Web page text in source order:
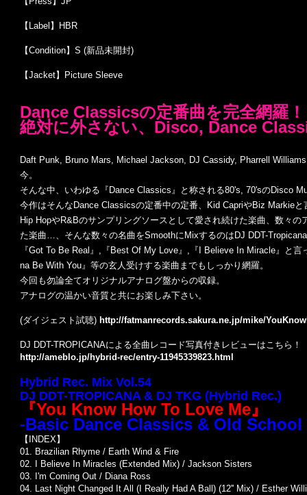
【Label】HBR
【Condition】S (新品未開封)
【Jacket】Picture Sleeve
Dance Classicsの定番曲を完全網羅！
絶対に外さない、Disco, Dance
Daft Punk, Bruno Mars, Michael Jackson, DJ Cassidy, Pharrell
今。
そんな中、いわゆる『Dance Classics』と称される80's, 70'sのDisco
今作はそんなDance Classicsの定番中の定番、Kid CapriやBiz Markie
Hip HopやR&Bのサンプリングソースとして愛され続けた楽曲、数々
た楽曲…、そんな数々の名曲をSmoothにMixするのはDJ DDT-
『Got To Be Real』,『Best Of My Love』,『I Believe In Miracle』と
na Be With You』等の玄人受けする楽曲までもしっかり網羅。
今回も勿論全てオリジナルアナログ盤からの収録。
アナログの温かい音質と共にお楽しみ下さい。
(ダイジェスト試聴) http://fatmanrecords.sakura.ne.jp/mike/
DJ DDT-TROPICANAによる全曲レコード写真付きレビューはこちら！
http://ameblo.jp/hybrid-rec/entry-11945339823.html
Hybrid Rec. Mix Vol.54
DJ DDT-TROPICANA & DJ TKG (Hybrid Rec.)
『You Know How To Love Me』
-Basic Dance Classics & Old School
【INDEX】
01. Brazilian Rhyme / Earth Wind & Fire
02. I Believe In Miracles (Extended Mix) / Jackson Sisters
03. I'm Coming Out / Diana Ross
04. Last Night Changed It All (I Really Had A Ball) (12'' Mix) / Esther